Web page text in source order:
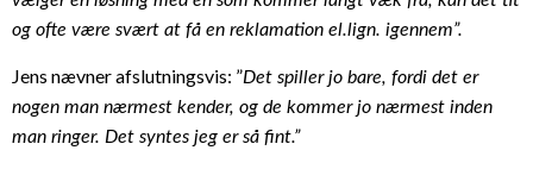
og ofte være svært at få en reklamation el.lign. igennem”.
Jens nævner afslutningsvis: ”Det spiller jo bare, fordi det er
nogen man nærmest kender, og de kommer jo nærmest inden
man ringer. Det syntes jeg er så fint.”